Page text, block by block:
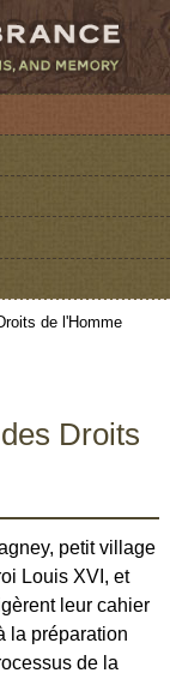
de l'Homme
Droits
petit village
Louis XVI, et
leur cahier
la préparation
de la